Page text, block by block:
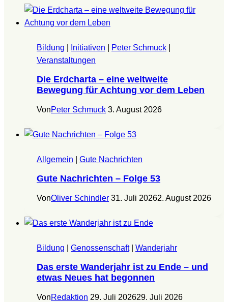
Bildung Initiativen Peter Schmuck
Veranstaltungen
Die Erdcharta – eine weltweite
Bewegung für Achtung vor dem Leben
VonPeter Schmuck 3. August 2026
Allgemein Gute Nachrichten
Gute Nachrichten – Folge 53
VonOliver Schindler 31. Juli 20262. August 2026
Bildung Genossenschaft| Wanderjahr
Das erste Wanderjahr ist zu Ende – und
etwas Neues hat begonnen
VonRedaktion 29. Juli 202629. Juli 2026